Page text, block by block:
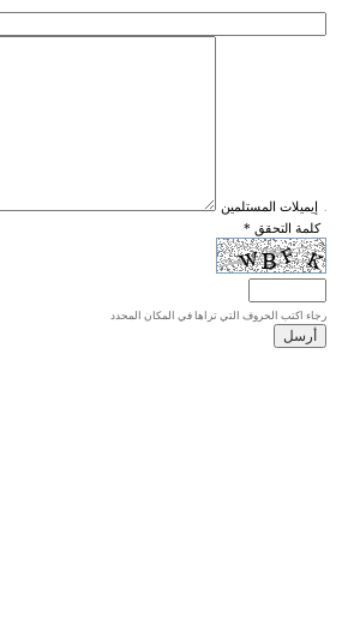
* إيميلات المستلمين اكتبوا كل إيميل في سطر واحد، والحد الأقصى للإيميلات هو 20 إيميلا.
* كلمة التحقق
رجاء اكتب الحروف التي تراها في المكان المحدد